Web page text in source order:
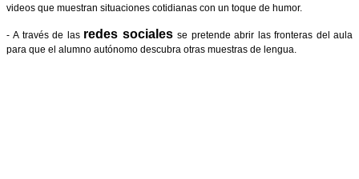
videos que muestran situaciones cotidianas con un toque de humor.
-A través de las redes socialesse pretende abrir las fronteras del aula
para que el alumno autónomo descubra otras muestras de lengua.